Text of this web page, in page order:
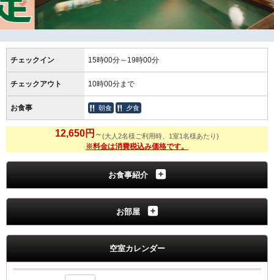
チェックイン 15時00分～19時00分
チェックアウト 10時00分まで
お食事 朝食 夕食
12,650円 ～(大人2名様ご利用時、1室1名様あたり)
※料金は消費税込み価格です。
お食事紹介
お部屋
空室カレンダー